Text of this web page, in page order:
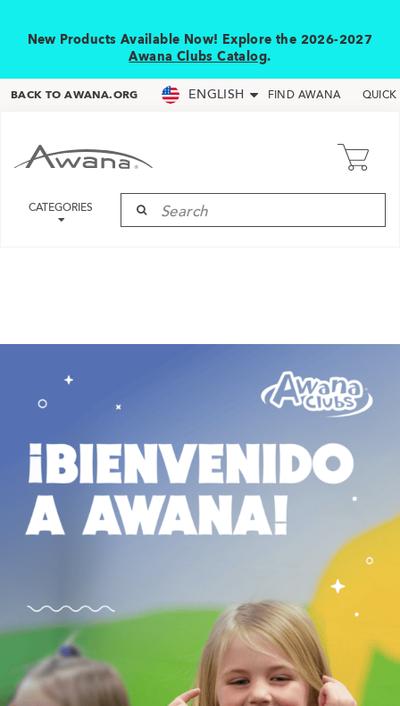
New Products Available Now! Explore the 2026-2027
Awana Clubs Catalog.
BACK TO AWANA.ORG ENGLISH FIND AWANA QUICK
CATEGORIES